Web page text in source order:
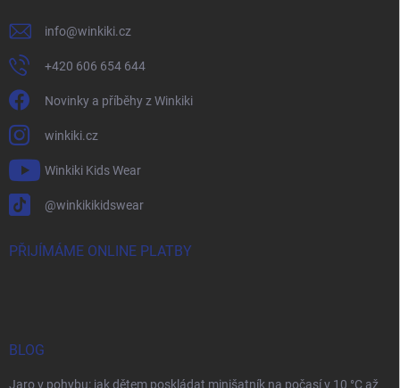
info@winkiki.cz
+420 606 654 644
Novinky a příběhy z Winkiki
winkiki.cz
Winkiki Kids Wear
@winkikikidswear
PŘIJÍMÁME ONLINE PLATBY
BLOG
Jaro v pohybu: jak dětem poskládat minišatník na počasí v 10 °C až